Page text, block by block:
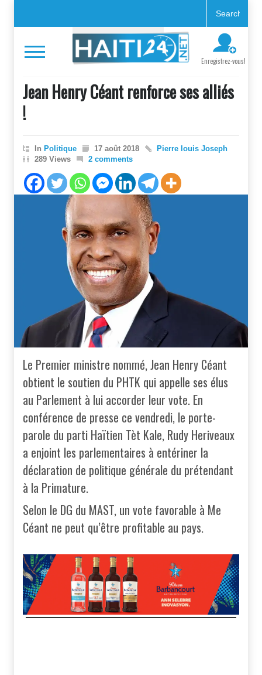
Enregistrez-vous!
Jean Henry Céant renforce ses alliés
!
In Politique 17 août 2018
Pierre louis Joseph
289 Views
2 comments
Le Premier ministre nommé, Jean Henry Céant
obtient le soutien du PHTK qui appelle ses élus
au Parlement à lui accorder leur vote. En
conférence de presse ce vendredi, le porte-
parole du parti Haïtien Tèt Kale, Rudy Heriveaux
a enjoint les parlementaires à entériner la
déclaration de politique générale du prétendant
à la Primature.
Selon le DG du MAST, un vote favorable à Me
Céant ne peut qu’être profitable au pays.